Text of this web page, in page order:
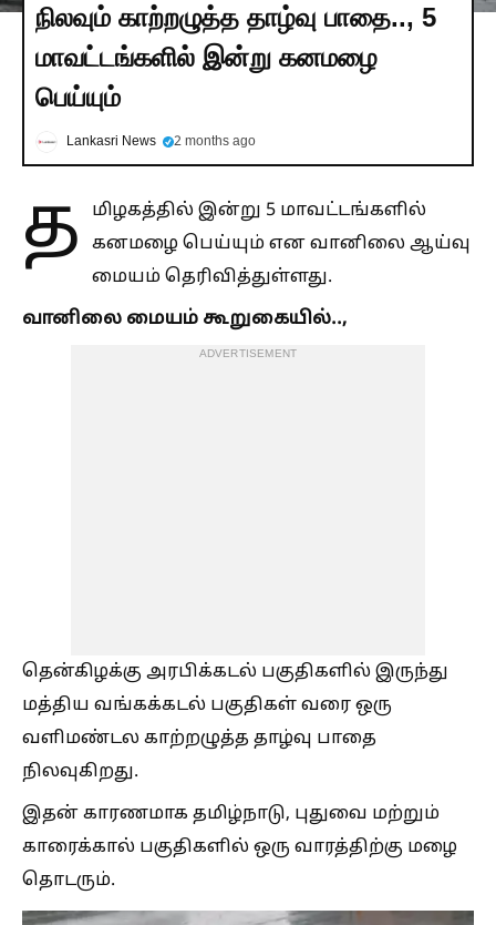
நிலவும் காற்றழுத்த தாழ்வு பாதை.., 5
மாவட்டங்களில் இன்று கனமழை
பெய்யும்
Lankasri News 2 months ago
த
மிழகத்தில் இன்று 5 மாவட்டங்களில்
கனமழை பெய்யும் என வானிலை ஆய்வு
மையம் தெரிவித்துள்ளது.
வானிலை மையம் கூறுகையில்..,
ADVERTISEMENT
தென்கிழக்கு அரபிக்கடல் பகுதிகளில் இருந்து
மத்திய வங்கக்கடல் பகுதிகள் வரை ஒரு
வளிமண்டல காற்றழுத்த தாழ்வு பாதை
நிலவுகிறது.
இதன் காரணமாக தமிழ்நாடு, புதுவை மற்றும்
காரைக்கால் பகுதிகளில் ஒரு வாரத்திற்கு மழை
தொடரும்.